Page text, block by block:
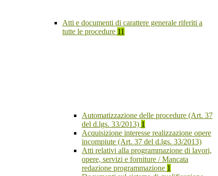
Atti e documenti di carattere generale riferiti a
tutte le procedure 11
Automatizzazione delle procedure (Art. 37
del d.lgs. 33/2013) 1
Acquisizione interesse realizzazione opere
incompiute (Art. 37 del d.lgs. 33/2013)
Atti relativi alla programmazione di lavori,
opere, servizi e forniture / Mancata
redazione programmazione 1